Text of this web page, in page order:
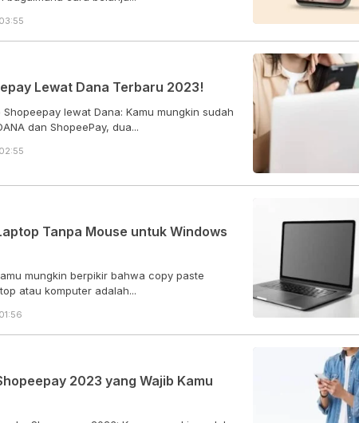
Lewat Dana Terbaru 2023!
Shopeepay lewat Dana: Kamu mungkin sudah
dan ShopeePay, dua...
Tanpa Mouse untuk Windows
mungkin berpikir bahwa copy paste
atau komputer adalah...
2023 yang Wajib Kamu